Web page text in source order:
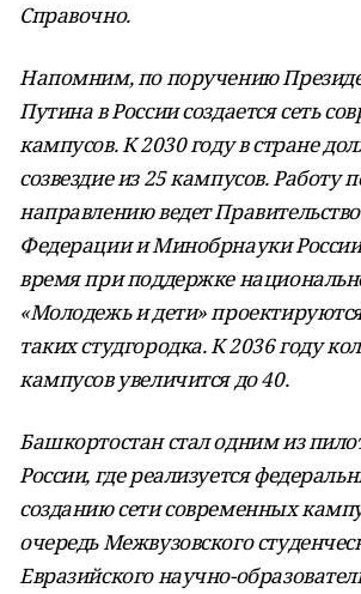
Справочно.
Напомним, по поручению
Путина в России создается сеть
кампусов. К 2030 году в стране
созвездие из 25 кампусов. Работу
направлению ведет
Федерации и Минобрнауки
время при поддержке
«Молодежь и дети»
таких студгородка. К 2036 году
кампусов увеличится до 40.
Башкортостан стал одним из
России, где реализуется
созданию сети современных
очередь Межвузовского
Евразийского научно-